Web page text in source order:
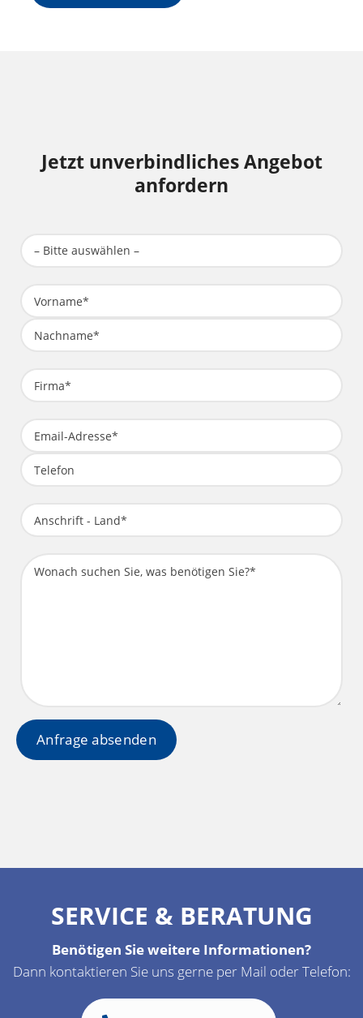
Jetzt unverbindliches Angebot
anfordern
SERVICE & BERATUNG
Benötigen Sie weitere Informationen?
Dann kontaktieren Sie uns gerne per Mail oder Telefon: